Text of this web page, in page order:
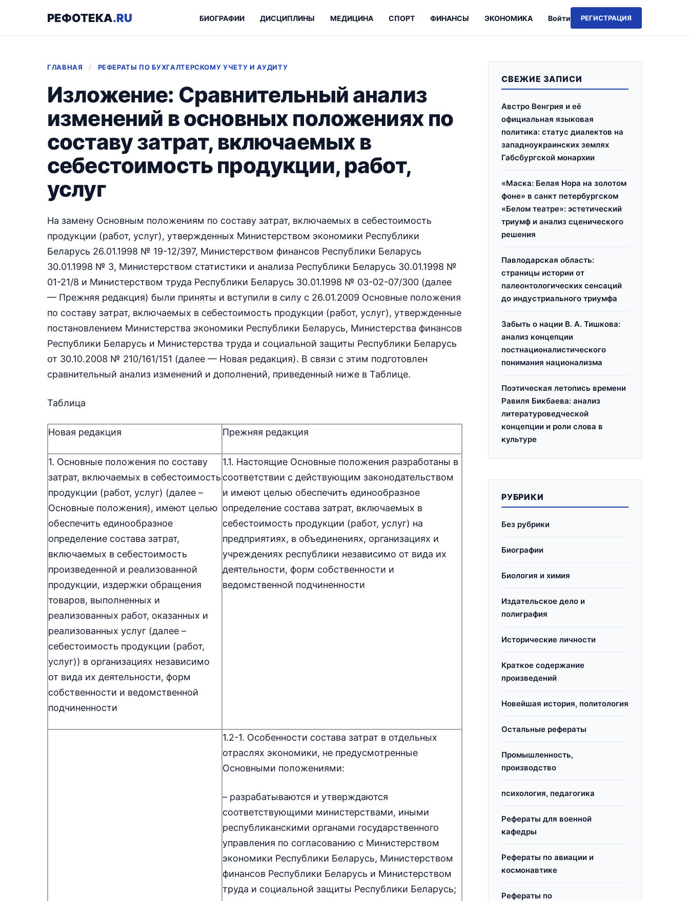
РЕФОТЕКА.RU Войти РЕГИСТРАЦИЯ
БИОГРАФИИ ДИСЦИПЛИНЫ МЕДИЦИНА СПОРТ ФИНАНСЫ ЭКОНОМИКА
ГЛАВНАЯ / РЕФЕРАТЫ ПО БУХГАЛТЕРСКОМУ УЧЕТУ И АУДИТУ
Изложение: Сравнительный анализ
изменений в основных положениях по
составу затрат, включаемых в
себестоимость продукции, работ,
услуг
На замену Основным положениям по составу затрат, включаемых в себестоимость
продукции (работ, услуг), утвержденных Министерством экономики Республики
Беларусь 26.01.1998 № 19-12/397, Министерством финансов Республики Беларусь
30.01.1998 № 3, Министерством статистики и анализа Республики Беларусь 30.01.1998 №
01-21/8 и Министерством труда Республики Беларусь 30.01.1998 № 03-02-07/300 (далее
— Прежняя редакция) были приняты и вступили в силу с 26.01.2009 Основные положения
по составу затрат, включаемых в себестоимость продукции (работ, услуг), утвержденные
постановлением Министерства экономики Республики Беларусь, Министерства финансов
Республики Беларусь и Министерства труда и социальной защиты Республики Беларусь
от 30.10.2008 № 210/161/151 (далее — Новая редакция). В связи с этим подготовлен
сравнительный анализ изменений и дополнений, приведенный ниже в Таблице.
Таблица
Новая редакция Прежняя редакция
1. Основные положения по составу
затрат, включаемых в себестоимость
продукции (работ, услуг) (далее –
Основные положения), имеют целью
обеспечить единообразное
определение состава затрат,
включаемых в себестоимость
произведенной и реализованной
продукции, издержки обращения
товаров, выполненных и
реализованных работ, оказанных и
реализованных услуг (далее –
себестоимость продукции (работ,
услуг)) в организациях независимо
от вида их деятельности, форм
собственности и ведомственной
подчиненности
1.1. Настоящие Основные положения разработаны в
соответствии с действующим законодательством
и имеют целью обеспечить единообразное
определение состава затрат, включаемых в
себестоимость продукции (работ, услуг) на
предприятиях, в объединениях, организациях и
учреждениях республики независимо от вида их
деятельности, форм собственности и
ведомственной подчиненности
1.2-1. Особенности состава затрат в отдельных
отраслях экономики, не предусмотренные
Основными положениями:
– разрабатываются и утверждаются
соответствующими министерствами, иными
республиканскими органами государственного
управления по согласованию с Министерством
экономики Республики Беларусь, Министерством
финансов Республики Беларусь и Министерством
труда и социальной защиты Республики Беларусь;
СВЕЖИЕ ЗАПИСИ
Австро Венгрия и её
официальная языковая
политика: статус диалектов на
западноукраинских землях
Габсбургской монархии
«Маска: Белая Нора на золотом
фоне» в санкт петербургском
«Белом театре»: эстетический
триумф и анализ сценического
решения
Павлодарская область:
страницы истории от
палеонтологических сенсаций
до индустриального триумфа
Забыть о нации В. А. Тишкова:
анализ концепции
постнационалистического
понимания национализма
Поэтическая летопись времени
Равиля Бикбаева: анализ
литературоведческой
концепции и роли слова в
культуре
РУБРИКИ
Без рубрики
Биографии
Биология и химия
Издательское дело и
полиграфия
Исторические личности
Краткое содержание
произведений
Новейшая история, политология
Остальные рефераты
Промышленность,
производство
психология, педагогика
Рефераты для военной
кафедры
Рефераты по авиации и
космонавтике
Рефераты по